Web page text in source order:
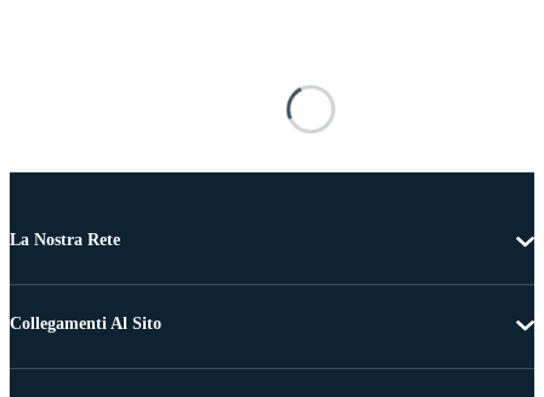
La Nostra Rete
Collegamenti Al Sito